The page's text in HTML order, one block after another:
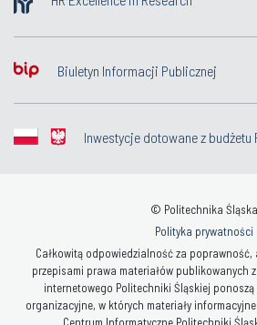
Biuletyn Informacji Publicznej
Inwestycje dotowane z budżetu
© Politechnika Śląska
Polityka prywatności
Całkowitą odpowiedzialność za
przepisami prawa materiałów publikowanych
internetowego Politechniki Śląskiej
organizacyjne, w których materiały